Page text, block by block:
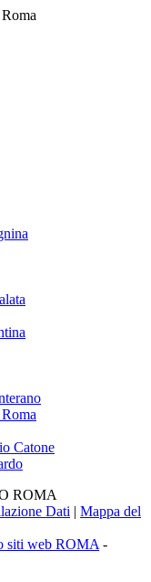
Catone
ROMA
Dati | Mappa del
siti web ROMA -